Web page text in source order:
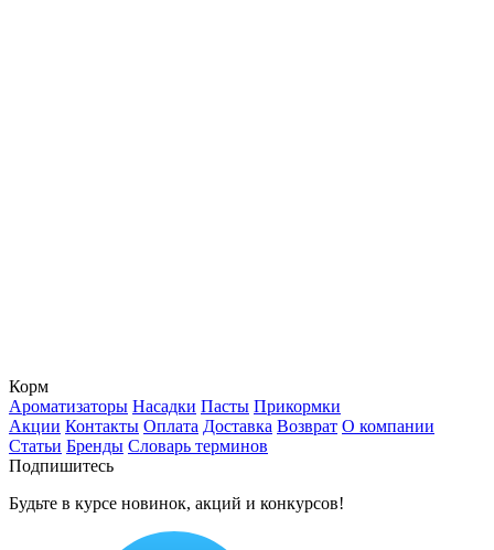
Корм
Ароматизаторы Насадки Пасты Прикормки
Акции Контакты Оплата Доставка Возврат О компании
Статьи Бренды Словарь терминов
Подпишитесь
Будьте в курсе новинок, акций и конкурсов!